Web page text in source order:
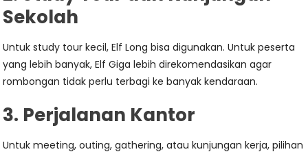
Sekolah
Untuk study tour kecil, Elf Long bisa digunakan. Untuk peserta
yang lebih banyak, Elf Giga lebih direkomendasikan agar
rombongan tidak perlu terbagi ke banyak kendaraan.
3. Perjalanan Kantor
Untuk meeting, outing, gathering, atau kunjungan kerja, pilihan